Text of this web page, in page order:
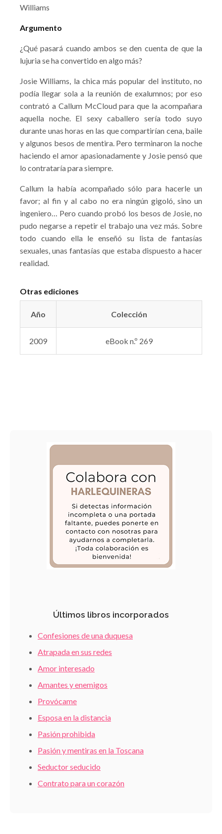
Williams
Argumento
¿Qué pasará cuando ambos se den cuenta de que la
lujuria se ha convertido en algo más?
Josie Williams, la chica más popular del instituto, no
podía llegar sola a la reunión de exalumnos; por eso
contrató a Callum McCloud para que la acompañara
aquella noche. El sexy caballero sería todo suyo
durante unas horas en las que compartirían cena, baile
y algunos besos de mentira. Pero terminaron la noche
haciendo el amor apasionadamente y Josie pensó que
lo contrataría para siempre.
Callum la había acompañado sólo para hacerle un
favor; al fin y al cabo no era ningún gigoló, sino un
ingeniero… Pero cuando probó los besos de Josie, no
pudo negarse a repetir el trabajo una vez más. Sobre
todo cuando ella le enseñó su lista de fantasías
sexuales, unas fantasías que estaba dispuesto a hacer
realidad.
Otras ediciones
Año Colección
2009 eBook n.º 269
Últimos libros incorporados
Confesiones de una duquesa
Atrapada en sus redes
Amor interesado
Amantes y enemigos
Provócame
Esposa en la distancia
Pasión prohibida
Pasión y mentiras en la Toscana
Seductor seducido
Contrato para un corazón